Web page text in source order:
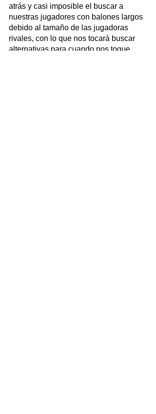
atrás y casi imposible el buscar a
nuestras jugadores con balones largos
debido al tamaño de las jugadoras
rivales, con lo que nos tocará buscar
alternativas para cuando nos toque